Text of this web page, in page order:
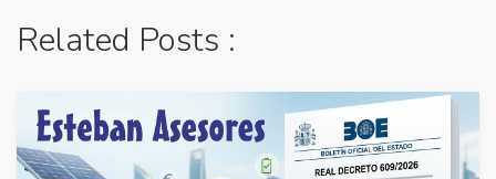
Related Posts :